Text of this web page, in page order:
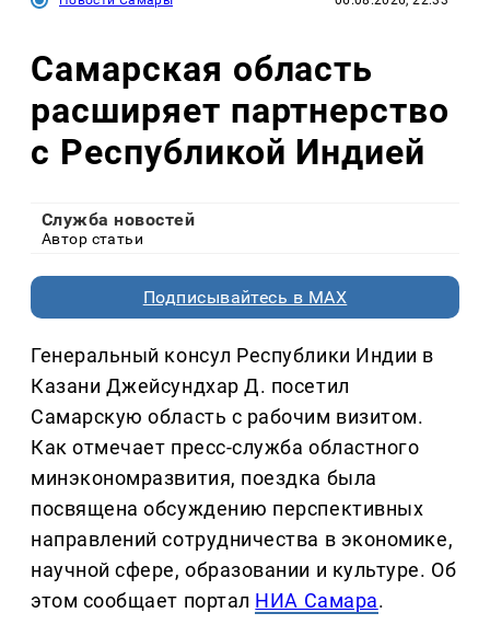
Самарская область
расширяет партнерство
с Республикой Индией
Служба новостей
Автор статьи
Подписывайтесь в MAX
Генеральный консул Республики Индии в
Казани Джейсундхар Д. посетил
Самарскую область с рабочим визитом.
Как отмечает пресс-служба областного
минэкономразвития, поездка была
посвящена обсуждению перспективных
направлений сотрудничества в экономике,
научной сфере, образовании и культуре. Об
этом сообщает портал НИА Самара.